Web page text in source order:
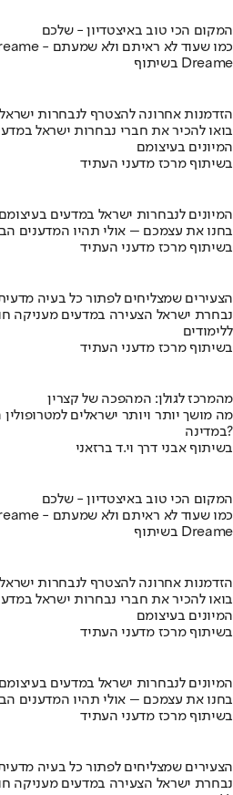
המקום הכי טוב באיצטדיון - שלכם
המונדיאל עם מסכי Dreame - כמו שעוד לא ראיתם ולא שמעתם
בשיתוף Dreame
הזדמנות אחרונה להצטרף לנבחרות
בואו להכיר את חברי נבחרות ישראל
המיונים בעיצומם
בשיתוף מרכז מדעני העתיד
המיונים לנבחרות ישראל במדעים בעיצומם
בחנו את עצמכם – אולי תהיו המדענים
בשיתוף מרכז מדעני העתיד
הצעירים שמצליחים לפתור כל בעיה
נבחרת ישראל הצעירה במדעים מעניקה
ללימודים
בשיתוף מרכז מדעני העתיד
מהמרכז לגולן: המהפכה של קצרין
מה מושך יותר ויותר ישראלים
במדינה?
בשיתוף אבני דרך וי.ד ברזאני
המקום הכי טוב באיצטדיון - שלכם
המונדיאל עם מסכי Dreame - כמו שעוד לא ראיתם ולא שמעתם
בשיתוף Dreame
הזדמנות אחרונה להצטרף לנבחרות
בואו להכיר את חברי נבחרות ישראל
המיונים בעיצומם
בשיתוף מרכז מדעני העתיד
המיונים לנבחרות ישראל במדעים בעיצומם
בחנו את עצמכם – אולי תהיו המדענים
בשיתוף מרכז מדעני העתיד
הצעירים שמצליחים לפתור כל בעיה
נבחרת ישראל הצעירה במדעים מעניקה